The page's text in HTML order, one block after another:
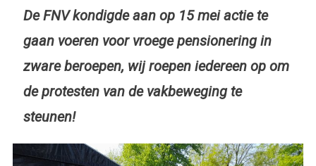
De FNV kondigde aan op 15 mei actie te
gaan voeren voor vroege pensionering in
zware beroepen, wij roepen iedereen op om
de protesten van de vakbeweging te
steunen!